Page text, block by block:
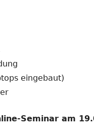
eingebaut)
Seminar am